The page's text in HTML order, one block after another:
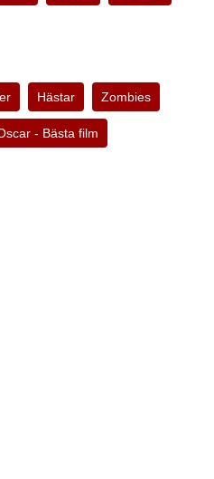
Hästar Zombies
- Bästa film